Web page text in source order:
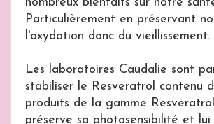
nombreux bienfaits sur notre
Particulièrement en préservant
l'oxydation donc du vieillissement.
Les laboratoires Caudalie sont
stabiliser le Resveratrol contenu
produits de la gamme
préserve sa photosensibilité et